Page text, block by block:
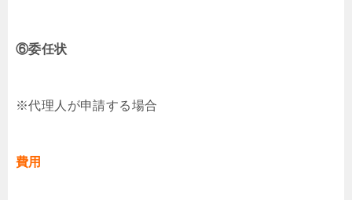
⑥委任状
※代理人が申請する場合
費用